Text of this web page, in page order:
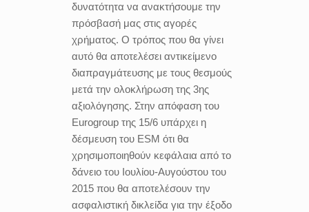
δυνατότητα να ανακτήσουμε την
πρόσβασή μας στις αγορές
χρήματος. Ο τρόπος που θα γίνει
αυτό θα αποτελέσει αντικείμενο
διαπραγμάτευσης με τους θεσμούς
μετά την ολοκλήρωση της 3ης
αξιολόγησης. Στην απόφαση του
Eurogroup της 15/6 υπάρχει η
δέσμευση του ESM ότι θα
χρησιμοποιηθούν κεφάλαια από το
δάνειο του Ιουλίου-Αυγούστου του
2015 που θα αποτελέσουν την
ασφαλιστική δικλείδα για την έξοδο